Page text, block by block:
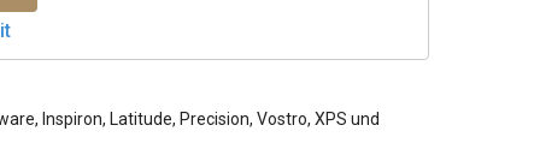
Inspiron, Latitude, Precision, Vostro, XPS und